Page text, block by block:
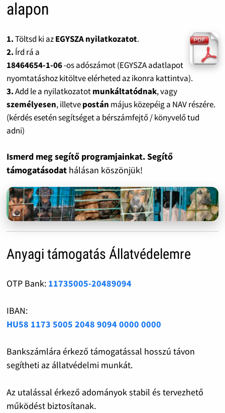
alapon
1.Töltsd ki azEGYSZA nyilatkozatot.
2. Írd rá a
18464654-1-06-os adószámot (EGYSZA adatlapot
nyomtatáshoz kitöltve elérheted az ikonra kattintva).
3.Add le a nyilatkozatotmunkáltatódnak, vagy
személyesen, illetvepostán május közepéig a NAV részére.
(kérdés esetén segítséget a bérszámfejtő / könyvelő tud
adni)
Ismerd meg segítő programjainkat. Segítő
támogatásodat hálásan köszönjük!
Anyagi támogatás Állatvédelemre
OTP Bank: 11735005-20489094
IBAN:
HU58 1173 5005 2048 9094 0000 0000
Bankszámlára érkező támogatással hosszú távon
segítheti az állatvédelmi munkát.
Az utalással érkező adományok stabil és tervezhető
működést biztosítanak.